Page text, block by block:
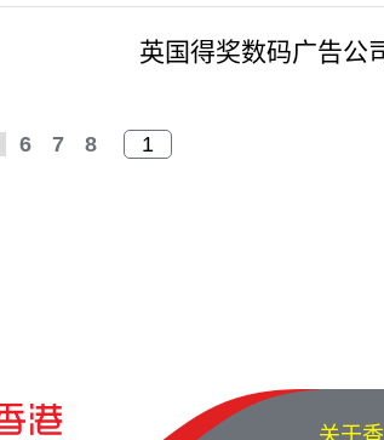
英国得奖数码广告公
6 7 8